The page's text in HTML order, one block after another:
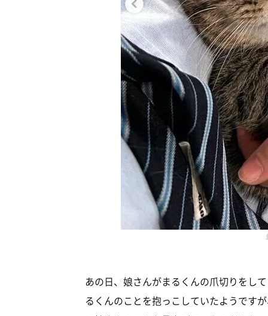
あの日、娘さんがまるくんの爪切りをし
るくんのことを抱っこしていたようです